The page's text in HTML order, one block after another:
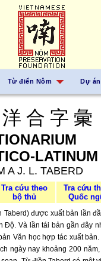
Từ điển Nôm Dự
合 字 彙
LATINUM
A J. L. TABERD
Tra cứu theo
bộ thủ
Tra cứu
Quốc
Taberd) được xuất bản lần
Độ. Và lần tái bản gần đây
Văn học hợp tác xuất
ngày nay khoảng 200